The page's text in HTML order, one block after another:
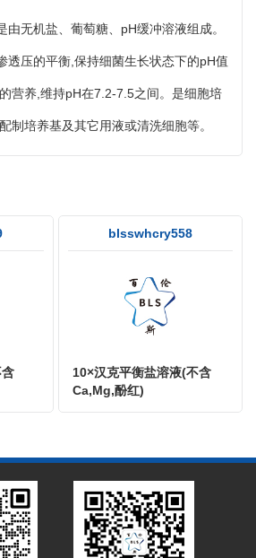
由无机盐、葡萄糖、pH缓冲溶液组成。
透压的平衡,保持细菌生长状态下的pH值
营养,维持pH在7.2-7.5之间。是细胞培
制培养基及其它用液或清洗细胞等。
blsswhcry558
10×汉克平衡盐溶液(不含
Ca,Mg,酚红)